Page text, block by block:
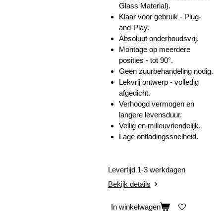
Glass Material).
Klaar voor gebruik - Plug-
and-Play.
Absoluut onderhoudsvrij.
Montage op meerdere
posities - tot 90°.
Geen zuurbehandeling nodig.
Lekvrij ontwerp - volledig
afgedicht.
Verhoogd vermogen en
langere levensduur.
Veilig en milieuvriendelijk.
Lage ontladingssnelheid.
Levertijd 1-3 werkdagen
Bekijk details
In winkelwagen